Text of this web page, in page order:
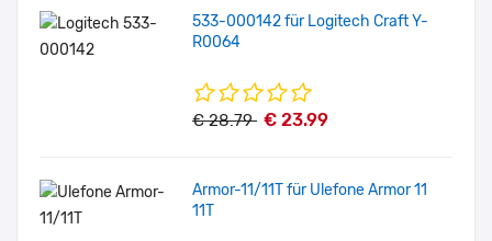
533-000142 für Logitech Craft Y-
R0064
€ 28.79 € 23.99
Armor-11/11T für Ulefone Armor 11
11T